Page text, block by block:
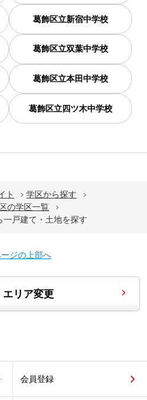
葛飾区立新宿中学校
葛飾区立双葉中学校
葛飾区立本田中学校
葛飾区立四ツ木中学校
ト
学区から探す
の学区一覧
戸建て・土地を探す
ジの上部へ
エリア変更
会員登録